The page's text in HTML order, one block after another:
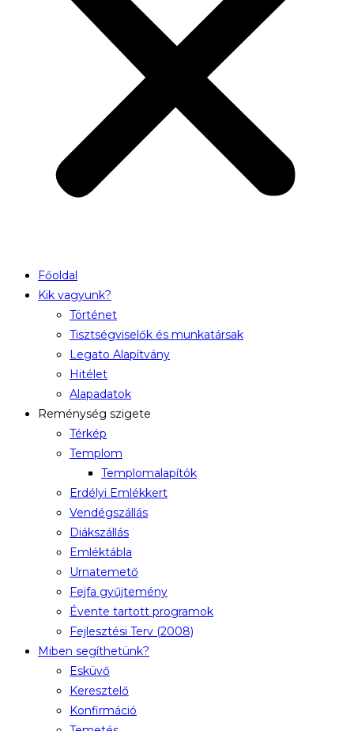
Főoldal
Kik vagyunk?
Történet
Tisztségviselők és munkatársak
Legato Alapítvány
Hitélet
Alapadatok
Reménység szigete
Térkép
Templom
Templomalapítók
Erdélyi Emlékkert
Vendégszállás
Diákszállás
Emléktábla
Urnatemető
Fejfa gyűjtemény
Évente tartott programok
Fejlesztési Terv (2008)
Miben segíthetünk?
Esküvő
Keresztelő
Konfirmáció